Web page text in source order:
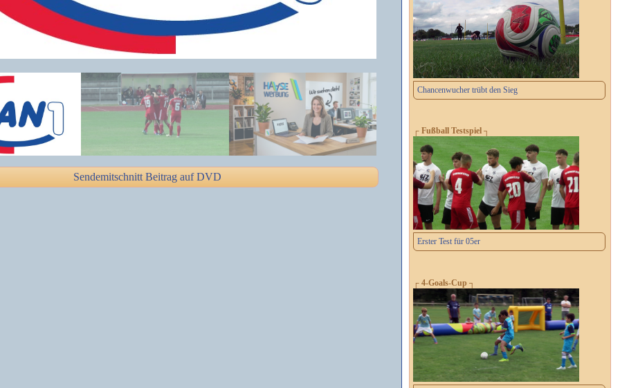
Sendemitschnitt Beitrag auf DVD
Chancenwucher trübt den Sieg
┌ Fußball Testspiel ┐
Erster Test für 05er
┌ 4-Goals-Cup ┐